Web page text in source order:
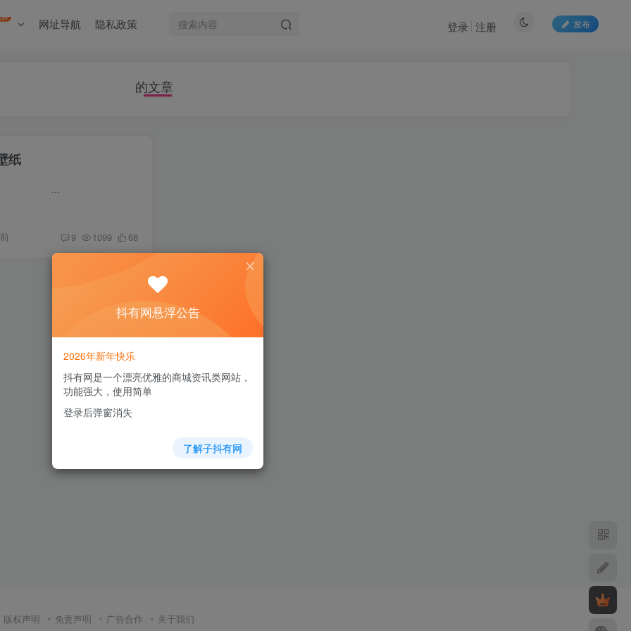
网址导航 隐私政策 发布
登录 注册
的文章
纸
9 1099 68
版权声明 免责声明 广告合作 关于我们
抖有网悬浮公告
2026年新年快乐
抖有网是一个漂亮优雅的商城资讯类网站，
功能强大，使用简单
登录后弹窗消失
了解子抖有网